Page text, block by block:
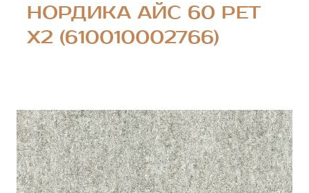
НОРДИКА АЙС 60 РЕТ
X2 (610010002766)